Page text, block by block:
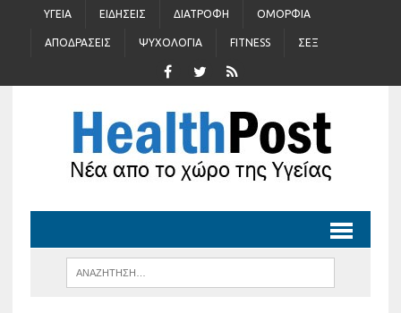
ΥΓΕΊΑ ΕΙΔΉΣΕΙΣ ΔΙΑΤΡΟΦΉ ΟΜΟΡΦΙΆ
ΑΠΟΔΡΆΣΕΙΣ ΨΥΧΟΛΟΓΊΑ FITNESS ΣΈΞ